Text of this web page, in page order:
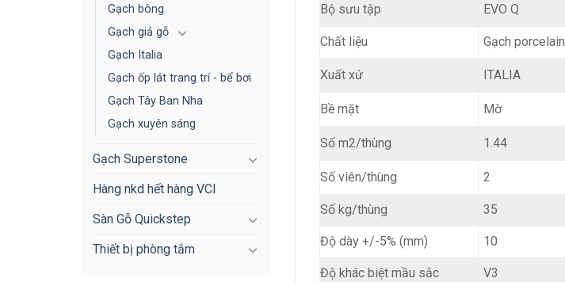
Gạch bông
Gạch giả gỗ
Gạch Italia
Gạch ốp lát trang trí - bể bơi
Gạch Tây Ban Nha
Gạch xuyên sáng
Gạch Superstone
Hàng nkd hết hàng VCI
Sàn Gỗ Quickstep
Thiết bị phòng tắm
Bộ sưu tập EVO Q
Chất liệu Gạch porcelain
Xuất xứ ITALIA
Bề mặt Mờ
Số m2/thùng 1.44
Số viên/thùng 2
Số kg/thùng 35
Độ dày +/-5% (mm) 10
Độ khác biệt mầu sắc V3